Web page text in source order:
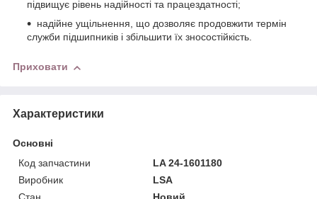
підвищує рівень надійності та працездатності;
надійне ущільнення, що дозволяє продовжити термін
служби підшипників і збільшити їх зносостійкість.
Приховати
Характеристики
Основні
Код запчастини
LA 24-1601180
Виробник
LSA
Стан
Новий